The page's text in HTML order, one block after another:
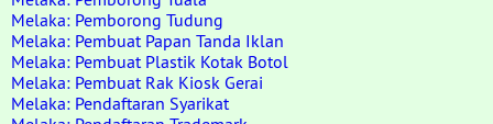
Melaka: Pemborong Tudung
Melaka: Pembuat Papan Tanda Iklan
Melaka: Pembuat Plastik Kotak Botol
Melaka: Pembuat Rak Kiosk Gerai
Melaka: Pendaftaran Syarikat